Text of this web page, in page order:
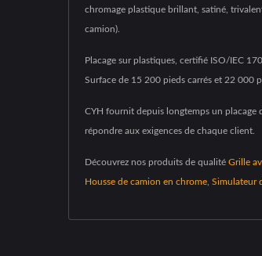
chromage plastique brillant, satiné,
camion).
Placage sur plastiques, certifié ISO/IEC
Surface de 15 200 pieds carrés et 22 000
CYH fournit depuis longtemps un placage
répondre aux exigences de chaque client.
Découvrez nos produits de qualité Grille
Housse de camion en chrome Simulateur